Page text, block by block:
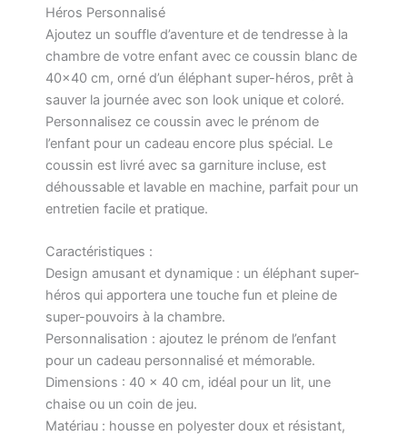
Héros Personnalisé
Ajoutez un souffle d’aventure et de tendresse à la
chambre de votre enfant avec ce coussin blanc de
40×40 cm, orné d’un éléphant super-héros, prêt à
sauver la journée avec son look unique et coloré.
Personnalisez ce coussin avec le prénom de
l’enfant pour un cadeau encore plus spécial. Le
coussin est livré avec sa garniture incluse, est
déhoussable et lavable en machine, parfait pour un
entretien facile et pratique.
Caractéristiques :
Design amusant et dynamique : un éléphant super-
héros qui apportera une touche fun et pleine de
super-pouvoirs à la chambre.
Personnalisation : ajoutez le prénom de l’enfant
pour un cadeau personnalisé et mémorable.
Dimensions : 40 x 40 cm, idéal pour un lit, une
chaise ou un coin de jeu.
Matériau : housse en polyester doux et résistant,